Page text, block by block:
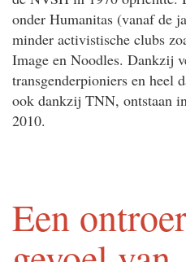
onder Humanitas (vanaf de
minder activistische clubs
Image en Noodles. Dankzij
transgenderpioniers en heel
ook dankzij TNN, ontstaan
2010.
Een